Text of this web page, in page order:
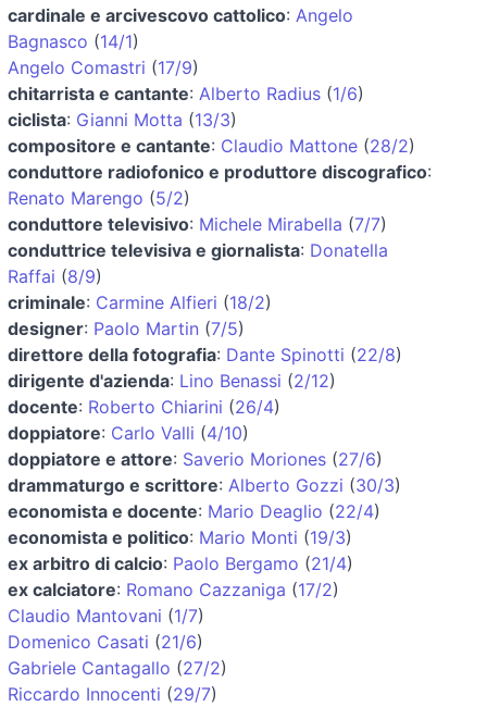
cardinale e arcivescovo cattolico: Angelo
Bagnasco (14/1)
Angelo Comastri (17/9)
chitarrista e cantante: Alberto Radius (1/6)
ciclista: Gianni Motta (13/3)
compositore e cantante: Claudio Mattone (28/2)
conduttore radiofonico e produttore discografico:
Renato Marengo (5/2)
conduttore televisivo: Michele Mirabella (7/7)
conduttrice televisiva e giornalista: Donatella
Raffai (8/9)
criminale: Carmine Alfieri (18/2)
designer: Paolo Martin (7/5)
direttore della fotografia: Dante Spinotti (22/8)
dirigente d'azienda: Lino Benassi (2/12)
docente: Roberto Chiarini (26/4)
doppiatore: Carlo Valli (4/10)
doppiatore e attore: Saverio Moriones (27/6)
drammaturgo e scrittore: Alberto Gozzi (30/3)
economista e docente: Mario Deaglio (22/4)
economista e politico: Mario Monti (19/3)
ex arbitro di calcio: Paolo Bergamo (21/4)
ex calciatore: Romano Cazzaniga (17/2)
Claudio Mantovani (1/7)
Domenico Casati (21/6)
Gabriele Cantagallo (27/2)
Riccardo Innocenti (29/7)